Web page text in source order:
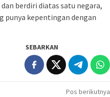
berdiri diatas satu negara,
punya kepentingan dengan
SEBARKAN
Pos berikutnya